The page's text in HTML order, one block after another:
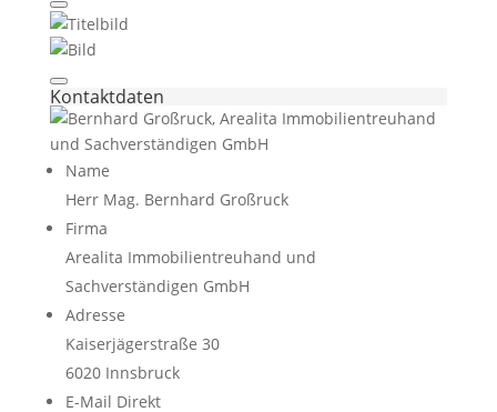
Kontaktdaten
Name
Herr Mag. Bernhard Großruck
Firma
Arealita Immobilientreuhand und
Sachverständigen GmbH
Adresse
Kaiserjägerstraße 30
6020 Innsbruck
E-Mail Direkt